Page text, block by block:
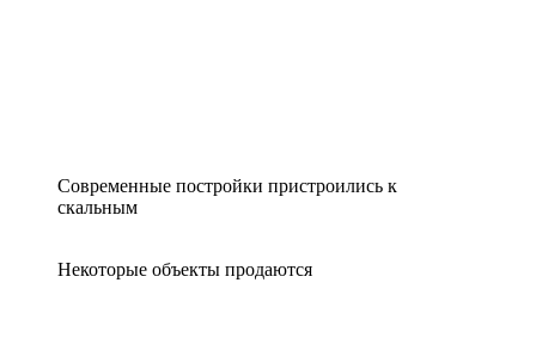
Современные постройки пристроились к
скальным
Некоторые объекты продаются